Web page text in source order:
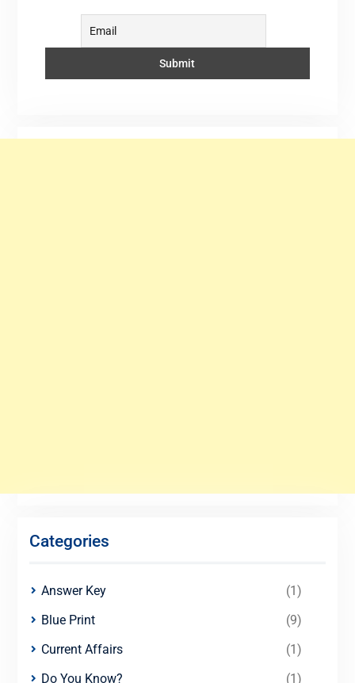
Categories
Answer Key
(1)
Blue Print
(9)
Current Affairs
(1)
Do You Know?
(1)